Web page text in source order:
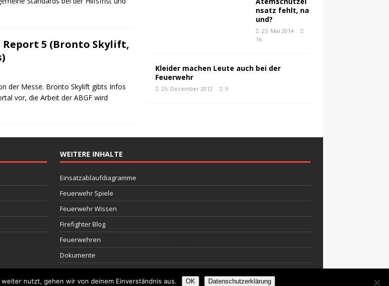
Report 5 (Bronto Skylift,
der Messe. Bronto Skylift gibts Infos
vor, die Arbeit der ABGF wird
nsatz fehlt, na
und?
25. Mai 2014
16
Kleider machen Leute auch bei der
Feuerwehr
25. Dezember 2012 9
WEITERE INHALTE
Einsatzablaufdiagramme
Feuerwehr Spiele
Feuerwehr Wissen
Firefighter Blog
Feuerwehren
Dokumente
nutzt, gehen wir von deinem Einverständnis aus. OK Datenschutzerklärung